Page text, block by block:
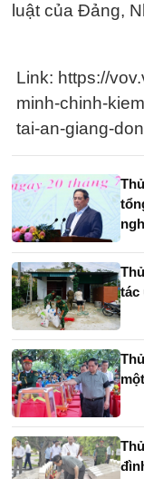
luật của Đảng,
Link: https://
minh-chinh-
tai-an-giang-
tác